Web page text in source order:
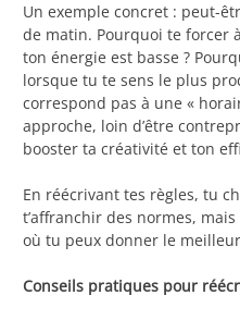
Un exemple concret : peut-
de matin. Pourquoi te forcer
ton énergie est basse ?
lorsque tu te sens le plus
correspond pas à une «
approche, loin d’être
booster ta créativité et ton
En réécrivant tes règles, tu
t’affranchir des normes,
où tu peux donner le
Conseils pratiques pour